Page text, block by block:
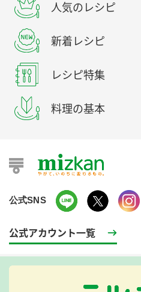
人気のレシピ
新着レシピ
レシピ特集
料理の基本
公式SNS
公式アカウント一覧